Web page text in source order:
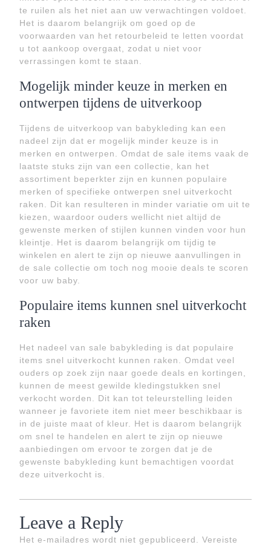
te ruilen als het niet aan uw verwachtingen voldoet.
Het is daarom belangrijk om goed op de
voorwaarden van het retourbeleid te letten voordat
u tot aankoop overgaat, zodat u niet voor
verrassingen komt te staan.
Mogelijk minder keuze in merken en
ontwerpen tijdens de uitverkoop
Tijdens de uitverkoop van babykleding kan een
nadeel zijn dat er mogelijk minder keuze is in
merken en ontwerpen. Omdat de sale items vaak de
laatste stuks zijn van een collectie, kan het
assortiment beperkter zijn en kunnen populaire
merken of specifieke ontwerpen snel uitverkocht
raken. Dit kan resulteren in minder variatie om uit te
kiezen, waardoor ouders wellicht niet altijd de
gewenste merken of stijlen kunnen vinden voor hun
kleintje. Het is daarom belangrijk om tijdig te
winkelen en alert te zijn op nieuwe aanvullingen in
de sale collectie om toch nog mooie deals te scoren
voor uw baby.
Populaire items kunnen snel uitverkocht
raken
Het nadeel van sale babykleding is dat populaire
items snel uitverkocht kunnen raken. Omdat veel
ouders op zoek zijn naar goede deals en kortingen,
kunnen de meest gewilde kledingstukken snel
verkocht worden. Dit kan tot teleurstelling leiden
wanneer je favoriete item niet meer beschikbaar is
in de juiste maat of kleur. Het is daarom belangrijk
om snel te handelen en alert te zijn op nieuwe
aanbiedingen om ervoor te zorgen dat je de
gewenste babykleding kunt bemachtigen voordat
deze uitverkocht is.
Leave a Reply
Het e-mailadres wordt niet gepubliceerd.
Vereiste